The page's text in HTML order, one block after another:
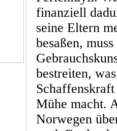
finanziell
seine Eltern
besaßen,
bestreiten,
Mühe macht.
Norwegen